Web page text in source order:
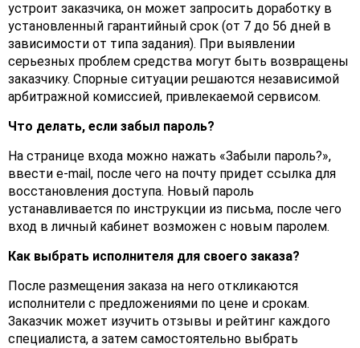
устроит заказчика, он может запросить доработку в
установленный гарантийный срок (от 7 до 56 дней в
зависимости от типа задания). При выявлении
серьезных проблем средства могут быть возвращены
заказчику. Спорные ситуации решаются независимой
арбитражной комиссией, привлекаемой сервисом.
Что делать, если забыл пароль?
На странице входа можно нажать «Забыли пароль?»,
ввести e-mail, после чего на почту придет ссылка для
восстановления доступа. Новый пароль
устанавливается по инструкции из письма, после чего
вход в личный кабинет возможен с новым паролем.
Как выбрать исполнителя для своего заказа?
После размещения заказа на него откликаются
исполнители с предложениями по цене и срокам.
Заказчик может изучить отзывы и рейтинг каждого
специалиста, а затем самостоятельно выбрать